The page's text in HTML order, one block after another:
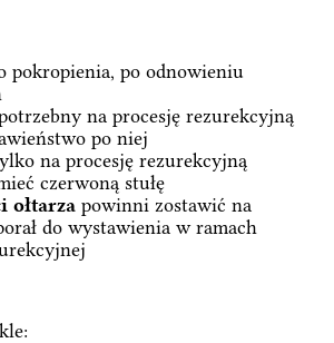
pokropienia, po odnowieniu
na procesję rezurekcyjną
po niej
na procesję rezurekcyjną
czerwoną stułę
ołtarza powinni zostawić na
do wystawienia w ramach